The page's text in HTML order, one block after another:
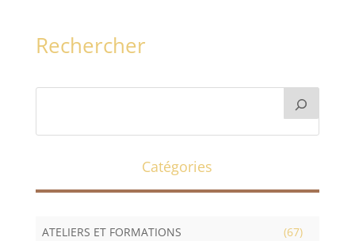
Rechercher
Catégories
ATELIERS ET FORMATIONS (67)